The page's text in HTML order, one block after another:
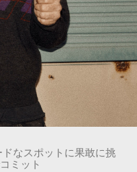
なスポットに果敢に挑
ミット